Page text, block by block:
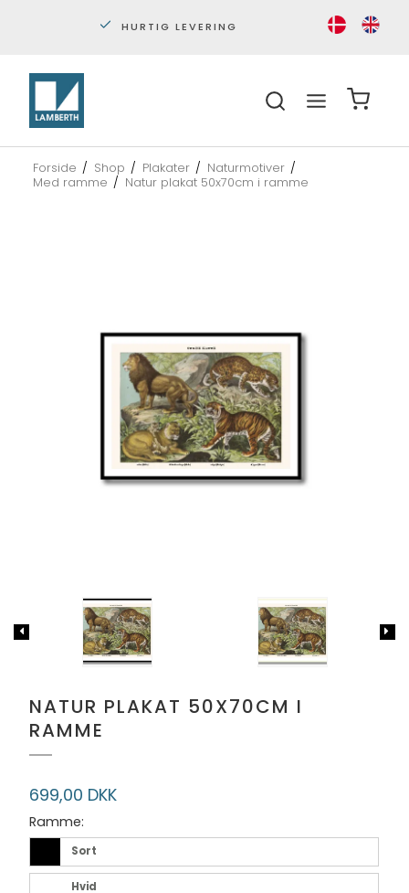
HURTIG LEVERING
Forside / Shop / Plakater / Naturmotiver /
Med ramme / Natur plakat 50x70cm i ramme
NATUR PLAKAT 50X70CM I
RAMME
699,00 DKK
Ramme:
Sort
Hvid